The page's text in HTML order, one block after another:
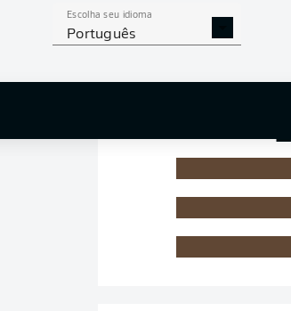
Escolha seu idioma
Português